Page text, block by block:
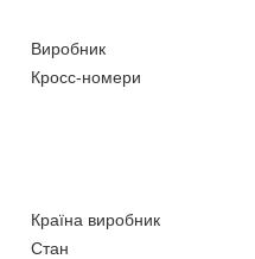
Виробник
Кросс-номери
Країна виробник
Стан